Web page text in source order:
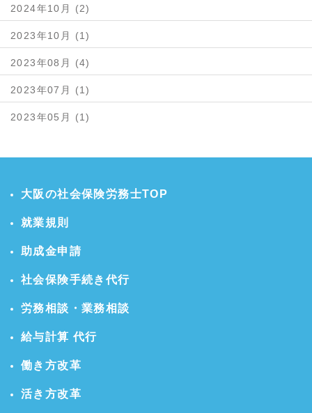
2024年10月 (2)
2023年10月 (1)
2023年08月 (4)
2023年07月 (1)
2023年05月 (1)
大阪の社会保険労務士TOP
就業規則
助成金申請
社会保険手続き代行
労務相談・業務相談
給与計算 代行
働き方改革
活き方改革